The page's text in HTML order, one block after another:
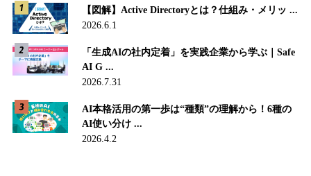
【図解】Active Directoryとは？仕組み・メリッ ...
2026.6.1
「生成AIの社内定着」を実践企業から学ぶ｜Safe
AI G ...
2026.7.31
AI本格活用の第一歩は“種類”の理解から！6種の
AI使い分け ...
2026.4.2